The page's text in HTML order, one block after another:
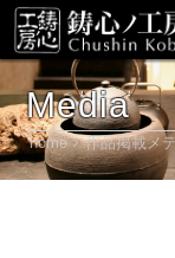
Media
home 作品掲載メ